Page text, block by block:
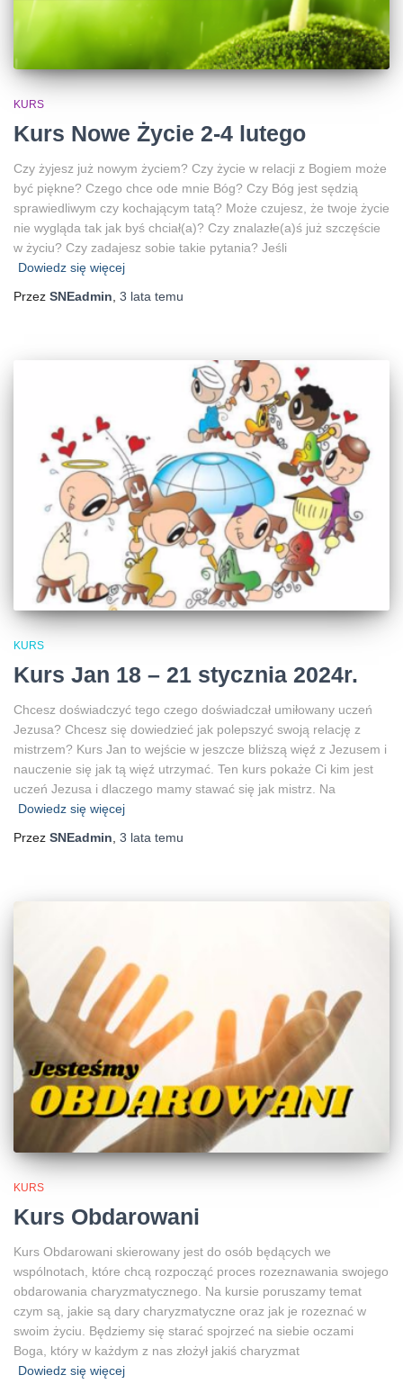
KURS
Kurs Nowe Życie 2-4 lutego
Czy żyjesz już nowym życiem? Czy życie w relacji z Bogiem może
być piękne? Czego chce ode mnie Bóg? Czy Bóg jest sędzią
sprawiedliwym czy kochającym tatą? Może czujesz, że twoje życie
nie wygląda tak jak byś chciał(a)? Czy znalazłe(a)ś już szczęście
w życiu? Czy zadajesz sobie takie pytania? Jeśli
Dowiedz się więcej
Przez SNEadmin 3 lata temu
KURS
Kurs Jan 18 – 21 stycznia 2024r.
Chcesz doświadczyć tego czego doświadczał umiłowany uczeń
Jezusa? Chcesz się dowiedzieć jak polepszyć swoją relację z
mistrzem? Kurs Jan to wejście w jeszcze bliższą więź z Jezusem i
nauczenie się jak tą więź utrzymać. Ten kurs pokaże Ci kim jest
uczeń Jezusa i dlaczego mamy stawać się jak mistrz. Na
Dowiedz się więcej
Przez SNEadmin, 3 lata temu
KURS
Kurs Obdarowani
Kurs Obdarowani skierowany jest do osób będących we
wspólnotach, które chcą rozpocząć proces rozeznawania swojego
obdarowania charyzmatycznego. Na kursie poruszamy temat
czym są, jakie są dary charyzmatyczne oraz jak je rozeznać w
swoim życiu. Będziemy się starać spojrzeć na siebie oczami
Boga, który w każdym z nas złożył jakiś charyzmat
Dowiedz się więcej